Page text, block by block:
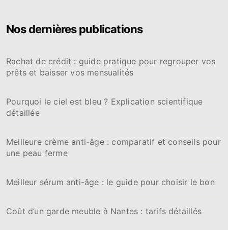
Nos dernières publications
Rachat de crédit : guide pratique pour regrouper vos
prêts et baisser vos mensualités
Pourquoi le ciel est bleu ? Explication scientifique
détaillée
Meilleure crème anti-âge : comparatif et conseils pour
une peau ferme
Meilleur sérum anti-âge : le guide pour choisir le bon
Coût d’un garde meuble à Nantes : tarifs détaillés